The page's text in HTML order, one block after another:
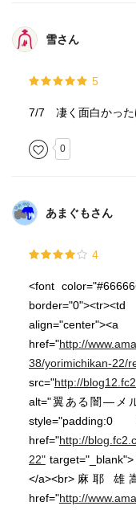
雪さん
5
7/7 凄く面白かった
0
あまぐもさん
4
<font
align="center"><a
href="http://
38/yorimichikan-22/
src="http://
alt="翼ある闇―メ
style="padding:0
href="http://
22"
</a><br>麻耶 雄
href="http://